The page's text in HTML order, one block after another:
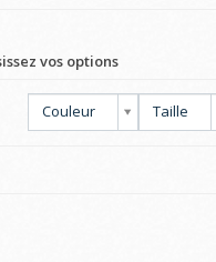
vos options
Couleur Taille